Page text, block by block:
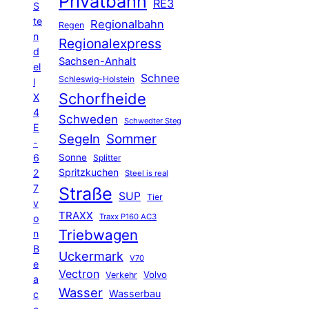
S
te
n
d
el
l
X
4
E
-
6
2
7
v
o
n
B
e
a
c
RE3
Regen Regionalbahn
Regionalexpress
Sachsen-Anhalt
Schleswig-Holstein Schnee
Schorfheide
Schweden Schwedter Steg
Segeln Sommer
Sonne Splitter
Spritzkuchen Steel is real
Straße SUP Tier
TRAXX Traxx P160 AC3
Triebwagen
Uckermark V70
Vectron Verkehr Volvo
Wasser Wasserbau